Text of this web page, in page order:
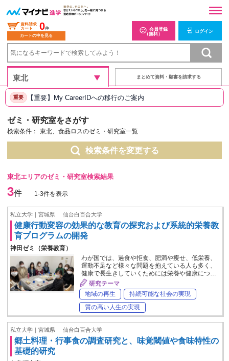
資料請求
カート
0件
カートの中を見る
会員登録
（無料）
ログイン
まとめて資料・願書を請求する
重要 【重要】My CareerIDへの移行のご案内
ゼミ・研究室をさがす
検索条件： 東北、食品ロスのゼミ・研究室一覧
検索条件を変更する
東北エリアのゼミ・研究室検索結果
3件 1-3件を表示
私立大学｜宮城県 仙台白百合大学
健康行動変容の効果的な教育の探究および系統的栄養教
育プログラムの開発
神田ゼミ（栄養教育）
わが国では、過食や拒食、肥満や痩せ、低栄養、
運動不足など様々な問題を抱えている人も多く、
健康で長生きしていくためには栄養や健康につ…
研究テーマ
地域の再生
持続可能な社会の実現
質の高い人生の実現
私立大学｜宮城県 仙台白百合大学
郷土料理・行事食の調査研究と、味覚閾値や食味特性の
基礎的研究